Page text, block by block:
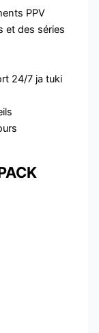
PPV
et des séries
24/7 ja tuki